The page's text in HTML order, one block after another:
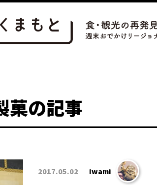
菓の記事
2017.05.02 iwami